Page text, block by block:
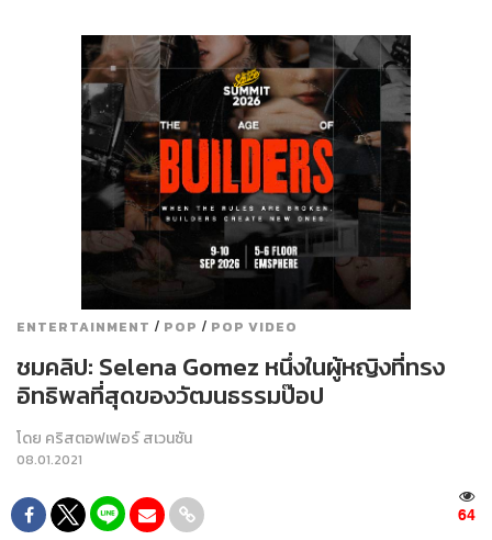
ENTERTAINMENT / POP / POP VIDEO
ชมคลิป: Selena Gomez หนึ่งในผู้หญิงที่ทรง
อิทธิพลที่สุดของวัฒนธรรมป๊อป
โดย คริสตอฟเฟอร์ สเวนซัน
08.01.2021
64